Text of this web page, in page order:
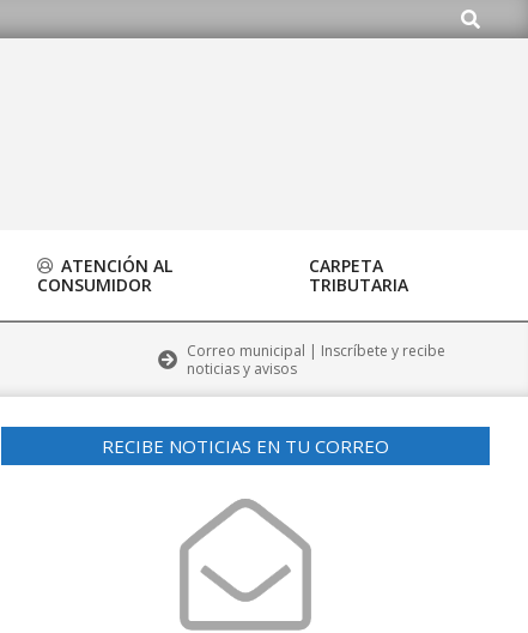
Buscar
ATENCIÓN AL
CONSUMIDOR
CARPETA
TRIBUTARIA
Correo municipal | Inscríbete y recibe
noticias y avisos
RECIBE NOTICIAS EN TU CORREO